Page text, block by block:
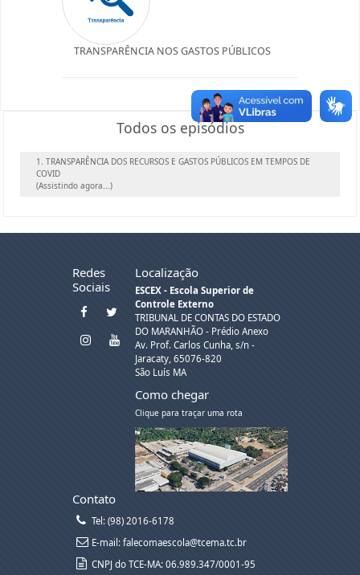
TRANSPARÊNCIA NOS GASTOS PÚBLICOS
Todos os episódios
1. TRANSPARÊNCIA DOS RECURSOS E GASTOS PÚBLICOS EM TEMPOS DE
COVID
(Assistindo agora...)
Redes
Sociais
Localização
ESCEX - Escola Superior de
Controle Externo
TRIBUNAL DE CONTAS DO ESTADO
DO MARANHÃO - Prédio Anexo
Av. Prof. Carlos Cunha, s/n -
Jaracaty, 65076-820
São Luís MA
Como chegar
Clique para traçar uma rota
Contato
Tel: (98) 2016-6178
E-mail: falecomaescola@tcema.tc.br
CNPJ do TCE-MA: 06.989.347/0001-95